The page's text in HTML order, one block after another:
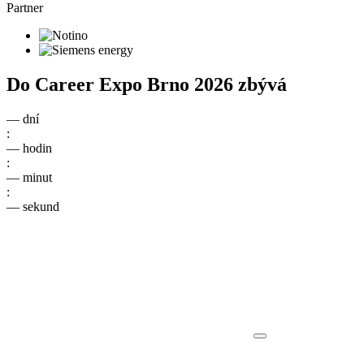
Partner
Do Career Expo Brno 2026 zbývá
— dní
:
— hodin
:
— minut
:
— sekund